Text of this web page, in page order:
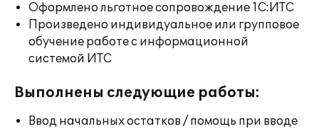
Оформлено льготное сопровождение 1С:ИТС
Произведено индивидуальное или групповое
обучение работе с информационной
системой ИТС
Выполнены следующие работы:
Ввод начальных остатков / помощь при вводе